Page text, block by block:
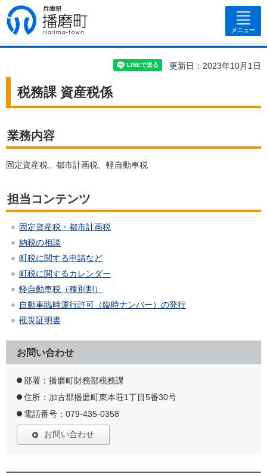
兵庫県 播磨
町
メニュー
更新日：2023年10月1日
税務課 資産税係
業務内容
固定資産税、都市計画税、軽自動車税
担当コンテンツ
固定資産税・都市計画税
納税の相談
町税に関する申請など
町税に関するカレンダー
軽自動車税（種別割）
自動車臨時運行許可（臨時ナンバー）の発行
罹災証明書
お問い合わせ
部署：播磨町財務部税務課
住所：加古郡播磨町東本荘1丁目5番30号
電話番号：079-435-0358
お問い合わせ